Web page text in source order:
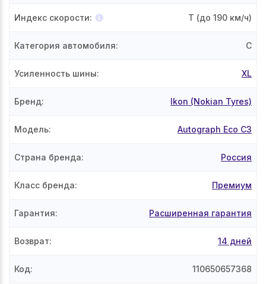
Индекс скорости: T (до 190 км/ч)
Категория автомобиля: C
Усиленность шины: XL
Бренд: Ikon (Nokian Tyres)
Модель: Autograph Eco C3
Страна бренда: Россия
Класс бренда: Премиум
Гарантия: Расширенная гарантия
Возврат: 14 дней
Код: 110650657368